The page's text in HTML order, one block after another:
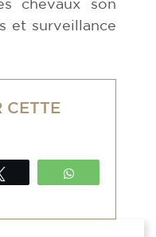
et surveillance
CETTE